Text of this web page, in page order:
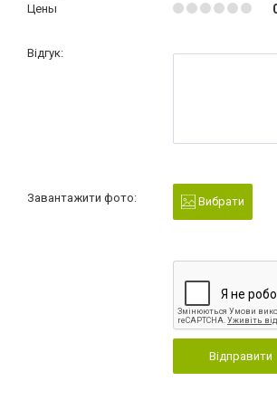
Цены
Відгук:
Завантажити фото: Вибрати
Відправити